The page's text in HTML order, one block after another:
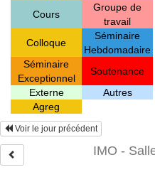
Cours
Groupe de
travail
Colloque
Séminaire
Hebdomadaire
Séminaire
Exceptionnel
Soutenance
Externe
Autres
Agreg
Voir le jour précédent
IMO -